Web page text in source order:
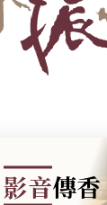
影音傳香